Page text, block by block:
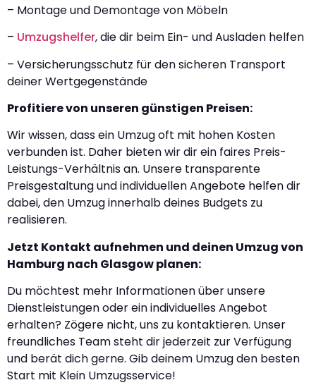
– Montage und Demontage von Möbeln
– Umzugshelfer, die dir beim Ein- und Ausladen helfen
– Versicherungsschutz für den sicheren Transport
deiner Wertgegenstände
Profitiere von unseren günstigen Preisen:
Wir wissen, dass ein Umzug oft mit hohen Kosten
verbunden ist. Daher bieten wir dir ein faires Preis-
Leistungs-Verhältnis an. Unsere transparente
Preisgestaltung und individuellen Angebote helfen dir
dabei, den Umzug innerhalb deines Budgets zu
realisieren.
Jetzt Kontakt aufnehmen und deinen Umzug von
Hamburg nach Glasgow planen:
Du möchtest mehr Informationen über unsere
Dienstleistungen oder ein individuelles Angebot
erhalten? Zögere nicht, uns zu kontaktieren. Unser
freundliches Team steht dir jederzeit zur Verfügung
und berät dich gerne. Gib deinem Umzug den besten
Start mit Klein Umzugsservice!